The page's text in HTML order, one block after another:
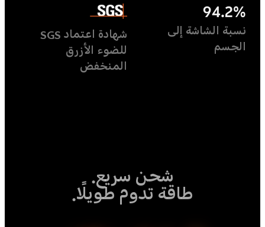
94.2%
نسبة الشاشة إلى
الجسم
شهادة اعتماد SGS
للضوء الأزرق
المنخفض
شحن سريع.
طاقة تدوم طويلًا.